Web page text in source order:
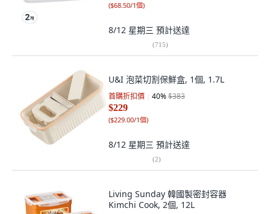
($68.50/1個)
8/12 星期三 預計送達
(715)
U&I 泡菜切割保鮮盒, 1個, 1.7L
首購折扣價 40%$383
$229
($229.00/1個)
8/12 星期三 預計送達
(2)
Living Sunday 韓國製密封容器
Kimchi Cook, 2個, 12L